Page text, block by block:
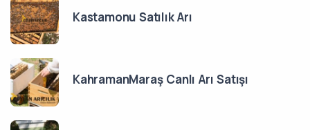
Kastamonu Satılık Arı
KahramanMaraş Canlı Arı Satışı